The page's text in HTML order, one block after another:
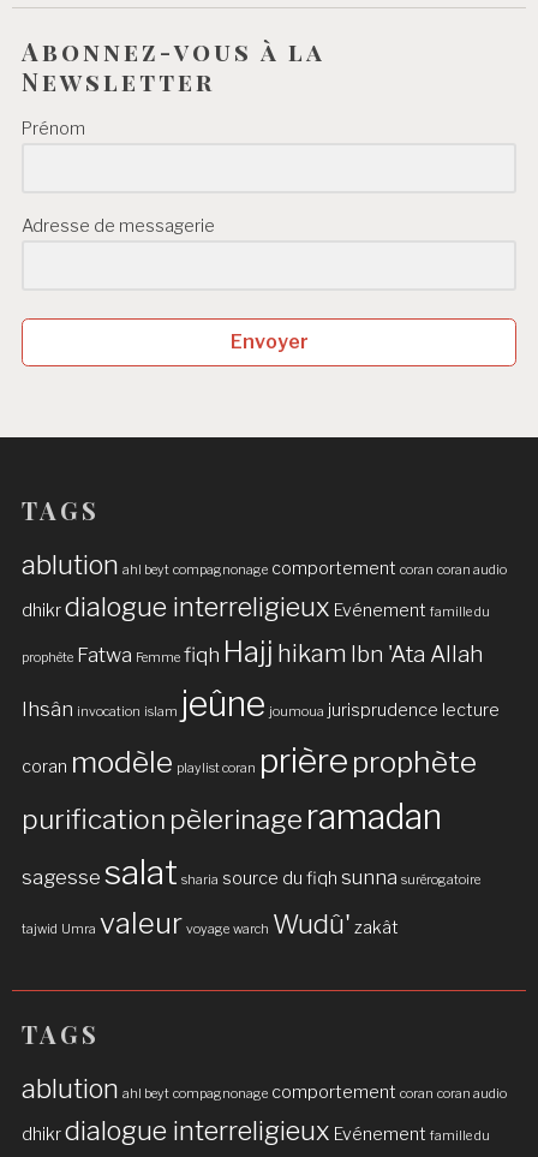
Abonnez-vous à la
Newsletter
Prénom
Adresse de messagerie
Envoyer
TAGS
ablution ahl beyt compagnonage comportement coran coran audio
dhikrdialogue interreligieux Evénement famille du
prophète Fatwa Femme fiqh Hajj hikam Ibn 'Ata Allah
Ihsân invocation islam jeûne joumoua jurisprudence lecture
coran modèle playlist coran prière prophète
purification pèlerinage ramadan
sagesse salat sharia source du fiqh sunna surérogatoire
tajwid Umra valeur voyage warch Wudû' zakât
TAGS
ablution ahl beyt compagnonage comportement coran coran audio
dhikrdialogue interreligieux Evénement famille du